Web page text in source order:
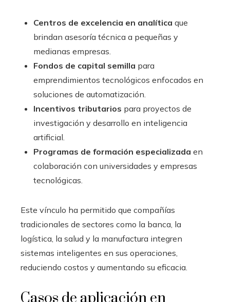
Centros de excelencia en analítica que
brindan asesoría técnica a pequeñas y
medianas empresas.
Fondos de capital semilla para
emprendimientos tecnológicos enfocados en
soluciones de automatización.
Incentivos tributarios para proyectos de
investigación y desarrollo en inteligencia
artificial.
Programas de formación especializada en
colaboración con universidades y empresas
tecnológicas.
Este vínculo ha permitido que compañías
tradicionales de sectores como la banca, la
logística, la salud y la manufactura integren
sistemas inteligentes en sus operaciones,
reduciendo costos y aumentando su eficacia.
Casos de aplicación en